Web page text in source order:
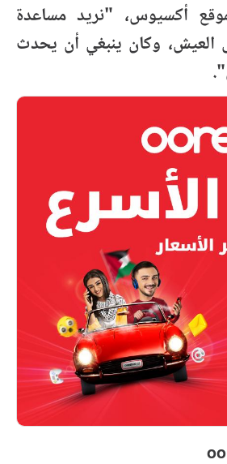
أكسيوس، "نريد مساعدة
العيش، وكان ينبغي أن يحدث